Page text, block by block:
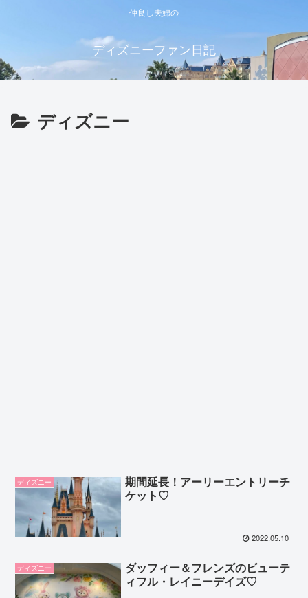
仲良し夫婦の
ディズニーファン日記
ディズニー
ディズニー
期間延長！アーリーエントリーチ
ケット♡
2022.05.10
ディズニー
ダッフィー＆フレンズのビューテ
ィフル・レイニーデイズ♡